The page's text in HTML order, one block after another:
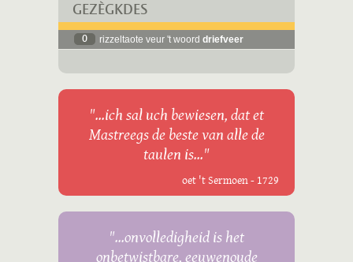
GEZÈGKDES
0 rizzeltaote veur 't woord driefveer
"...ich sal uch bewiesen, dat et
Mastreegs de beste van alle de
taulen is..."
oet 't Sermoen - 1729
"...onvolledigheid is het
onbetwistbare, eeuwenoude